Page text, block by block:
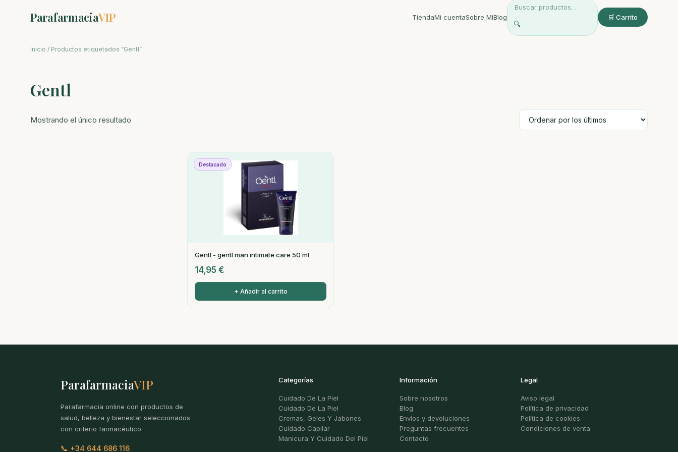
ParafarmaciaVIP TiendaMi cuentaSobre MiBlog
🔍
🛒 Carrito
Inicio / Productos etiquetados “Gentl”
Gentl
Mostrando el único resultado
Destacado
Gentl - gentl man intimate care 50 ml
14,95 €
+ Añadir al carrito
ParafarmaciaVIP
Parafarmacia online con productos de
salud, belleza y bienestar seleccionados
con criterio farmacéutico.
📞 +34 644 686 116
Categorías
Cuidado De La Piel
Cuidado De La Piel
Cremas, Geles Y Jabones
Cuidado Capilar
Manicura Y Cuidado Del Piel
Información
Sobre nosotros
Blog
Envíos y devoluciones
Preguntas frecuentes
Contacto
Legal
Aviso legal
Política de privacidad
Política de cookies
Condiciones de venta